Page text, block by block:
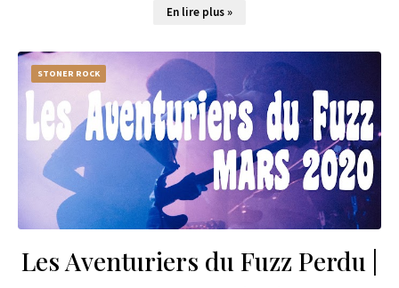
En lire plus »
STONER ROCK
Les Aventuriers du Fuzz Perdu |